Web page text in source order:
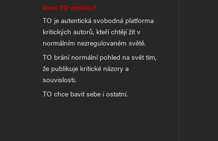
Proč TO vzniklo?
TO je autentická svobodná platforma
kritických autorů, kteří chtějí žít v
normálním nezregulovaném světě.
TO brání normální pohled na svět tím,
že publikuje kritické názory a
souvislosti.
TO chce bavit sebe i ostatní.